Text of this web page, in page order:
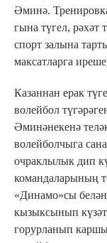
Әминә.
гына түгел, рәхәт
спорт залына
максатларга
Казаннан ерак
волейбол
Әминәнекенә
волейболчыга
очраклылык дип
командаларының
«Динамо»сы
кызыксынып
горурланып